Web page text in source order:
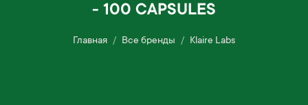
- 100 CAPSULES
Главная Все бренды Klaire Labs